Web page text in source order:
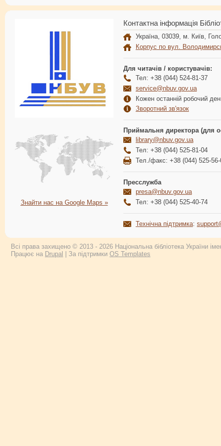
Знайти нас на Google Maps »
Контактна інформація
Україна, 03039, м. Київ,
Корпус по вул.
Для читачів / користувачів:
Тел: +38 (044) 524-81-37
service@nbuv.gov.ua
Кожен останній робочий
Зворотний зв'язок
Приймальня директора (для
library@nbuv.gov.ua
Тел: +38 (044) 525-81-04
Тел./факс: +38 (044) 525-56-
Пресслужба
presa@nbuv.gov.ua
Тел: +38 (044) 525-40-74
Технічна підтримка:
Всі права захищено © 2013 - 2026 Національна бібліотека України
Працює на Drupal | За підтримки OS Templates